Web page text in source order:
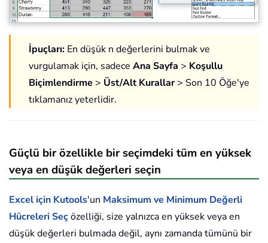
İpuçları: En düşük n değerlerini bulmak ve
vurgulamak için, sadece Ana Sayfa > Koşullu
Biçimlendirme > Üst/Alt Kurallar> Son 10 Öğe'ye
tıklamanız yeterlidir.
Güçlü bir özellikle bir seçimdeki tüm en yüksek
veya en düşük değerleri seçin
Excel için Kutools'un Maksimum ve Minimum Değerli
Hücreleri Seçözelliği, size yalnızca en yüksek veya en
düşük değerleri bulmada değil, aynı zamanda tümünü bir